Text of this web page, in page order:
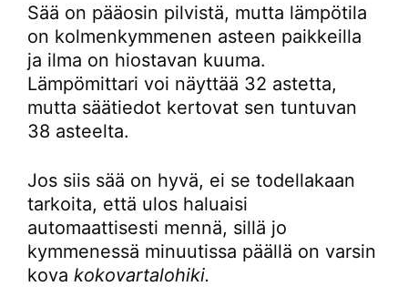
Sää on pääosin pilvistä, mutta lämpötila
on kolmenkymmenen asteen paikkeilla
ja ilma on hiostavan kuuma.
Lämpömittari voi näyttää 32 astetta,
mutta säätiedot kertovat sen tuntuvan
38 asteelta.
Jos siis sää on hyvä, ei se todellakaan
tarkoita, että ulos haluaisi
automaattisesti mennä, sillä jo
kymmenessä minuutissa päällä on varsin
kova kokovartalohiki.